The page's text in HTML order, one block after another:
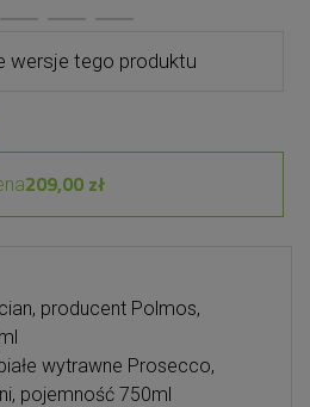
wersje tego produktu
209,00 zł
producent Polmos,
wytrawne Prosecco,
pojemność 750ml